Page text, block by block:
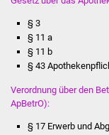
§ 3
§ 11 a
§ 11 b
§ 43
Verordnung über den
ApBetrO):
§ 17 Erwerb und